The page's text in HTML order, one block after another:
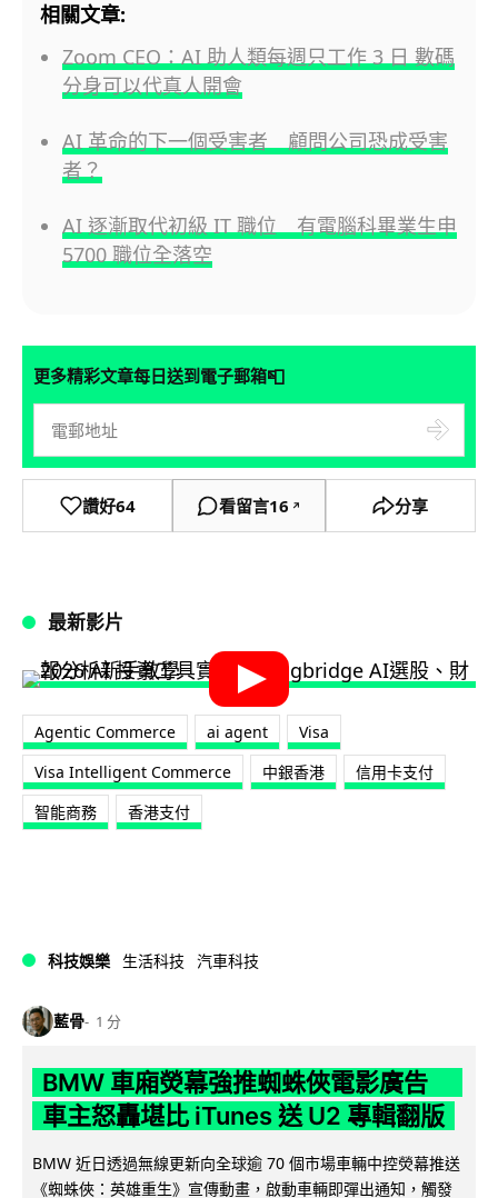
相關文章:
Zoom CEO：AI 助人類每週只工作 3 日 數碼
分身可以代真人開會
AI 革命的下一個受害者 顧問公司恐成受害
者？
AI 逐漸取代初級 IT 職位 有電腦科畢業生申
5700 職位全落空
更多精彩文章每日送到電子郵箱📮
讚好64 看留言16 ↗ 分享
最新影片
Agentic Commerce ai agent
Visa
Visa Intelligent Commerce
中銀香港
信用卡支付
智能商務
香港支付
科技娛樂 生活科技 汽車科技
藍骨 1 分
BMW 車廂熒幕強推蜘蛛俠電影廣告
車主怒轟堪比 iTunes 送 U2 專輯翻版
BMW 近日透過無線更新向全球逾 70 個市場車輛中控熒幕推送
《蜘蛛俠：英雄重生》宣傳動畫，啟動車輛即彈出通知，觸發